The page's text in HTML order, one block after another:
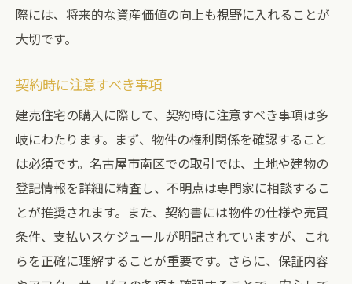
際には、将来的な資産価値の向上も視野に入れることが
大切です。
契約時に注意すべき事項
建売住宅の購入に際して、契約時に注意すべき事項は多
岐にわたります。まず、物件の権利関係を確認すること
は必須です。名古屋市南区での取引では、土地や建物の
登記情報を詳細に精査し、不明点は専門家に相談するこ
とが推奨されます。また、契約書には物件の仕様や売買
条件、支払いスケジュールが明記されていますが、これ
らを正確に理解することが重要です。さらに、保証内容